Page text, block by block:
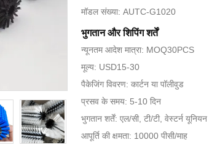
मॉडल संख्या: AUTC-G1020
भुगतान और शिपिंग शर्तें
न्यूनतम आदेश मात्रा: MOQ30PCS
मूल्य: USD15-30
पैकेजिंग विवरण: कार्टन या पॉलीवुड
प्रसव के समय: 5-10 दिन
भुगतान शर्तें: एल/सी, टी/टी, वेस्टर्न यूनियन
आपूर्ति की क्षमता: 10000 पीसी/माह